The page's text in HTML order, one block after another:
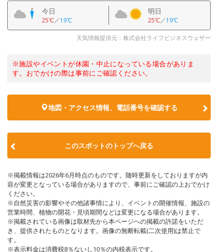
今日
25℃／19℃
明日
25℃／19℃
天気情報提供元：株式会社ライフビジネスウェザー
※施設やイベントが休園・中止になっている場合がありま
す。おでかけの際は事前にご確認ください。
地図・アクセス情報、電話番号を確認する
このスポットのトップへ戻る
※掲載情報は2026年6月時点のものです。随時更新をしておりますが内
容が変更となっている場合がありますので、事前にご確認の上おでかけ
ください。
※自然災害の影響やその他諸事情により、イベントの開催情報、施設の
営業時間、植物の開花・見頃期間などは変更になる場合があります。
※掲載されている画像は取材先から本ページへの掲載の許諾をいただ
き、提供されたものとなります。画像の無断転載(二次使用)は禁止で
す。
※表示料金は消費税8％ないし10％の内税表示です。